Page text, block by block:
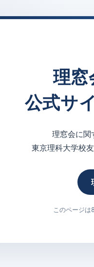
理窓
公式サ
理窓会に関
東京理科大学校
このページは